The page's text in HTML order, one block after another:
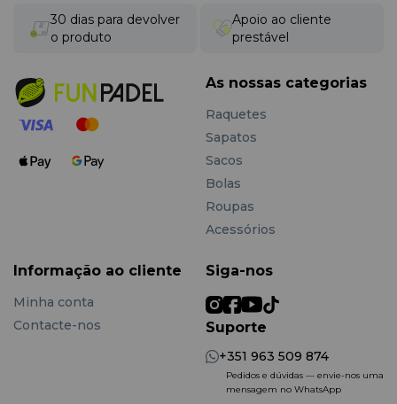
30 dias para devolver
o produto
Apoio ao cliente
prestável
As nossas categorias
Raquetes
Sapatos
Sacos
Bolas
Roupas
Acessórios
Informação ao cliente
Minha conta
Contacte-nos
Siga-nos
Suporte
+351 963 509 874
Pedidos e dúvidas — envie-nos uma
mensagem no WhatsApp